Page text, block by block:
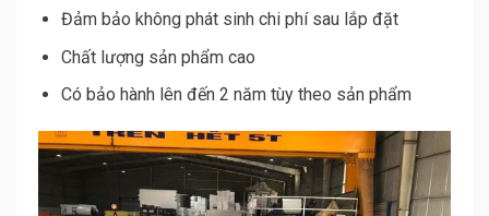
Đảm bảo không phát sinh chi phí sau lắp đặt
Chất lượng sản phẩm cao
Có bảo hành lên đến 2 năm tùy theo sản phẩm